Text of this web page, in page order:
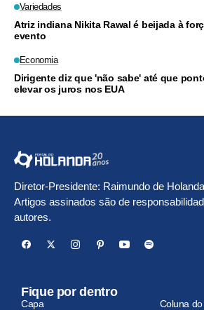
Variedades
Atriz indiana Nikita Rawal é beijada à
evento
Economia
Dirigente diz que 'não sabe' até que
elevar os juros nos EUA
Diretor-Presidente: Raimundo de Holanda
Artigos assinados são de
autores.
Fique por dentro
Capa Coluna